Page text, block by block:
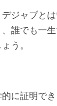
ジャブと
誰でも一
う。
に証明で